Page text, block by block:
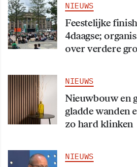
NIEUWS
Feestelijke
4daagse;
over verdere
NIEUWS
Nieuwbouw en
gladde wanden
zo hard klinken
NIEUWS